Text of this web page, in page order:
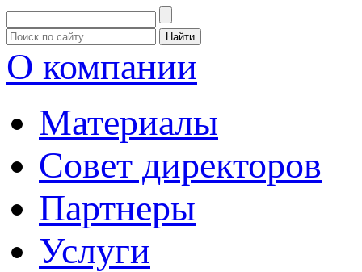
О компании
Материалы
Совет директоров
Партнеры
Услуги